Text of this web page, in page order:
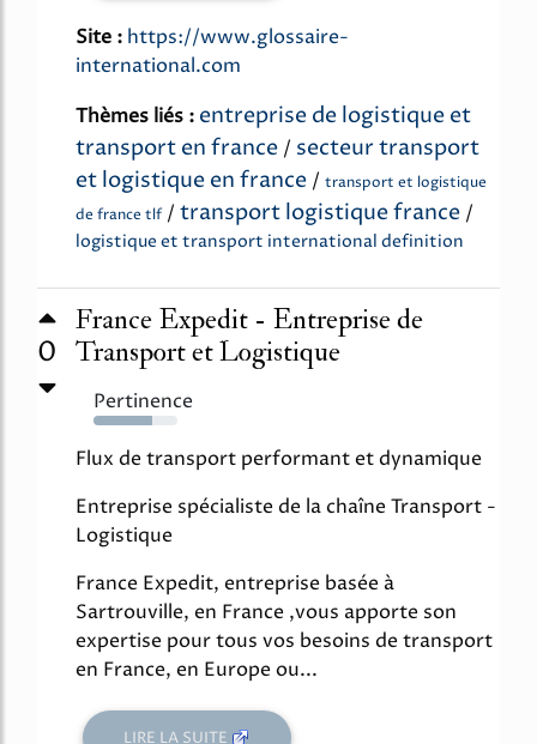
Site : https://www.glossaire-
international.com
Thèmes liés : entreprise de logistique et
transport en france / secteur transport
et logistique en france / transport et logistique
de france tlf/ transport logistique france /
logistique et transport international definition
0
France Expedit - Entreprise de
Transport et Logistique
Pertinence
70%
Flux de transport performant et dynamique
Entreprise spécialiste de la chaîne Transport -
Logistique
France Expedit, entreprise basée à
Sartrouville, en France ,vous apporte son
expertise pour tous vos besoins de transport
en France, en Europe ou...
LIRE LA SUITE